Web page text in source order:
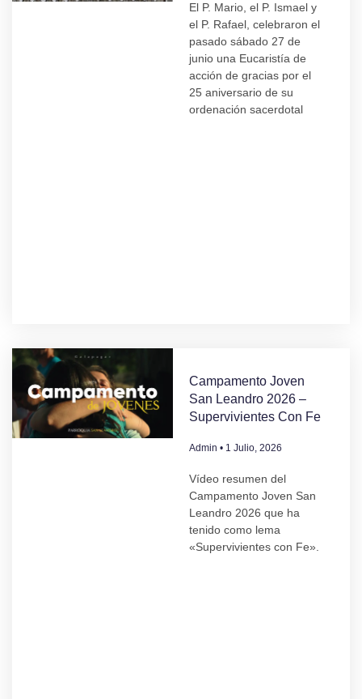
El P. Mario, el P. Ismael y
el P. Rafael, celebraron el
pasado sábado 27 de
junio una Eucaristía de
acción de gracias por el
25 aniversario de su
ordenación sacerdotal
Campamento Joven
San Leandro 2026 –
Supervivientes Con Fe
Admin 1 Julio, 2026
Vídeo resumen del
Campamento Joven San
Leandro 2026 que ha
tenido como lema
«Supervivientes con Fe».